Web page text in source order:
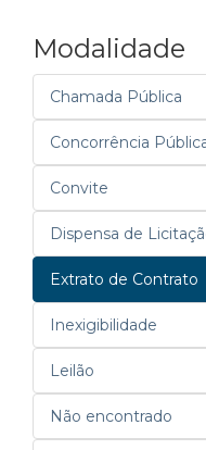
Modalidade
Chamada Pública
Concorrência
Convite
Dispensa de
Extrato de Contrato
Inexigibilidade
Leilão
Não encontrado